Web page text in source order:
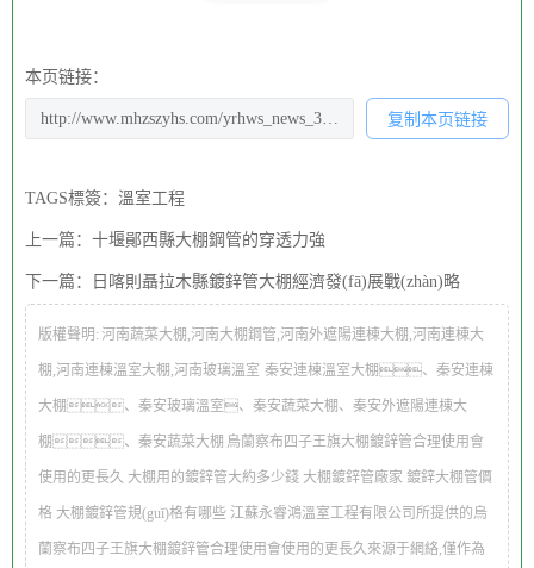
（1）圓管：用于大棚的支撐，搭建等。 （2）方管
電鍍鋅鋼管：通過電解方式使鋅附著在鋼管表面， 溫室工
程
2. 按形狀分類：
本页链接：
复制本页链接
TAGS標簽： 溫室工程
上一篇： 十堰鄖西縣大棚鋼管的穿透力強
下一篇： 日喀則聶拉木縣鍍鋅管大棚經濟發(fā)展戰(zhàn)略
版權聲明: 河南蔬菜大棚,河南大棚鋼管,河南外遮陽連棟大棚,河南連棟大
棚,河南連棟溫室大棚,河南玻璃溫室 秦安連棟溫室大棚、秦安連棟
大棚、秦安玻璃溫室、秦安蔬菜大棚、秦安外遮陽連棟大
棚、秦安蔬菜大棚 烏蘭察布四子王旗大棚鍍鋅管合理使用會
使用的更長久 大棚用的鍍鋅管大約多少錢 大棚鍍鋅管廠家 鍍鋅大棚管價
格 大棚鍍鋅管規(guī)格有哪些 江蘇永睿鴻溫室工程有限公司所提供的烏
蘭察布四子王旗大棚鍍鋅管合理使用會使用的更長久來源于網絡,僅作為